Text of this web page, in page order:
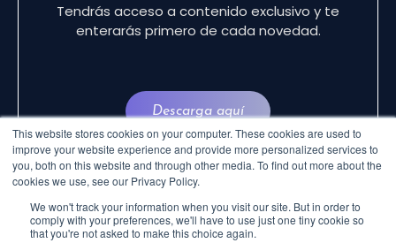
This website stores cookies on your computer. These cookies are used to
improve your website experience and provide more personalized services to
you, both on this website and through other media. To find out more about the
cookies we use, see our Privacy Policy.
We won't track your information when you visit our site. But in order to
comply with your preferences, we'll have to use just one tiny cookie so
that you're not asked to make this choice again.
Tendrás acceso a contenido exclusivo y te
enterarás primero de cada novedad.
Descarga aquí